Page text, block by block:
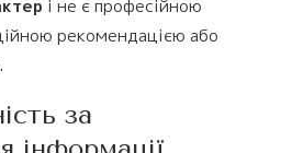
і не є професійною
рекомендацією або
за